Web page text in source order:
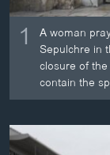
ສຽງ
ລາຍການກະຈາຍ
ລາຍງານ
ຕິດຕາມພວກເຮົາ ທີ່
ພາສາຕ່າງໆ
1
A woman
Sepulchre in
closure of
contain the